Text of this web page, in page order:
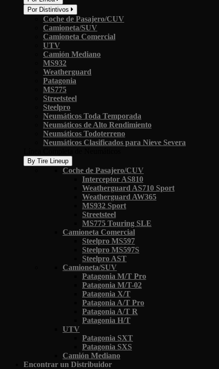
Por Distintivos
Coche de Pasajero/CUV
Camioneta/SUV
Camioneta Comercial
UTV
Camión Mediano
MS932
Weatherguard
Patagonia
MS775
Streetsteel
Steelpro
Neumáticos Toda Temporada
Neumáticos de Alto Rendimiento
Neumáticos Todoterreno
Neumáticos Clasificados para Nieve Severa
By Tire Lineup
Coche de Pasajero/CUV
Interceptor AS810
Weatherguard AS710 Sport
Weatherguard AW365
MS932 Sport
Streetsteel
MS775 Touring SLE
Camioneta Comercial
Steelpro MS597
Steelpro MS597S
Steelpro AST
Camioneta/SUV
Patagonia M/T Pro
Patagonia M/T-02
Patagonia X/T
Patagonia A/T Pro
Patagonia A/T R
Patagonia H/T
UTV
Patagonia SXT
Patagonia SXS
Camión Mediano
Encontrar un Distribuidor